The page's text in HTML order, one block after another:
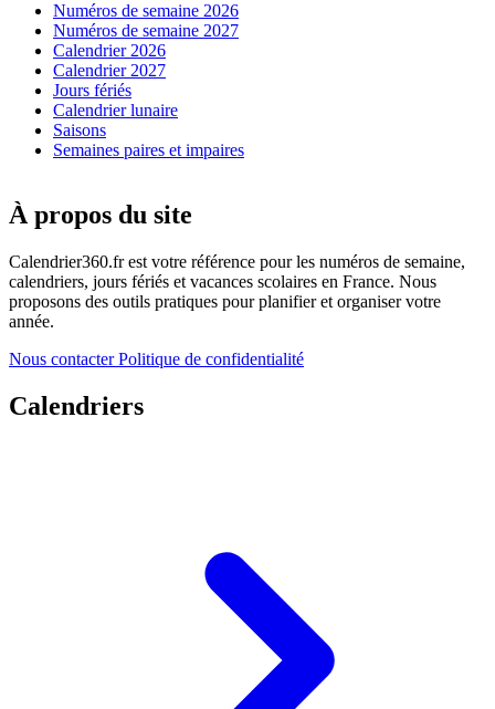
Numéros de semaine 2026
Numéros de semaine 2027
Calendrier 2026
Calendrier 2027
Jours fériés
Calendrier lunaire
Saisons
Semaines paires et impaires
À propos du site
Calendrier360.fr est votre référence pour les numéros de semaine,
calendriers, jours fériés et vacances scolaires en France. Nous
proposons des outils pratiques pour planifier et organiser votre
année.
Nous contacterPolitique de confidentialité
Calendriers